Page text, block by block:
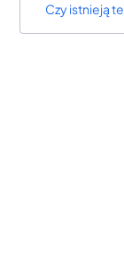
Czy istnieją